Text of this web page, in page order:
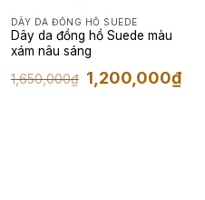
DÂY DA ĐỒNG HỒ SUEDE
Dây da đồng hồ Suede màu
xám nâu sáng
1,650,000₫ Giá
gốc
1,200,000₫Giá
hiện